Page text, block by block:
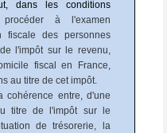
dans les conditions
à l'examen
fiscale des personnes
l'impôt sur le revenu,
fiscal en France,
au titre de cet impôt.
cohérence entre, d'une
titre de l'impôt sur le
de trésorerie, la